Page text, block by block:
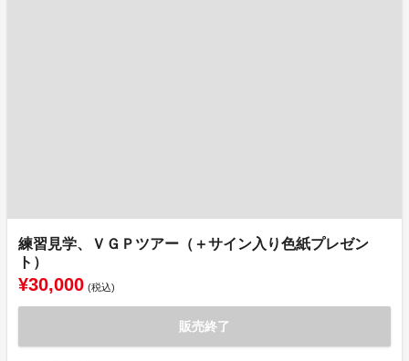
練習見学、ＶＧＰツアー（＋サイン入り色紙プレゼン
ト）
¥30,000 (税込)
販売終了